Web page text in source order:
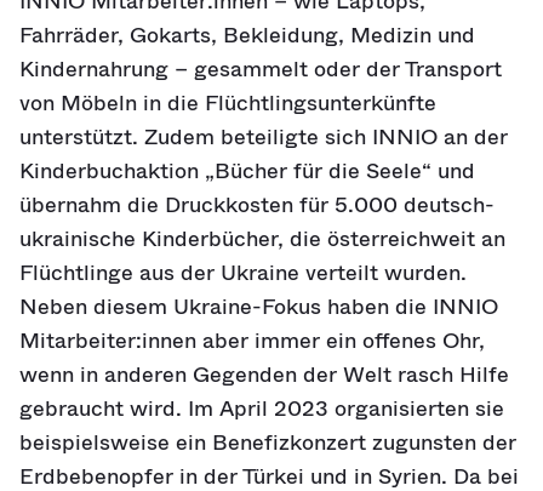
Fahrräder, Gokarts, Bekleidung, Medizin und
Kindernahrung – gesammelt oder der Transport
von Möbeln in die Flüchtlingsunterkünfte
unterstützt. Zudem beteiligte sich INNIO an der
Kinderbuchaktion „Bücher für die Seele“ und
übernahm die Druckkosten für 5.000 deutsch-
ukrainische Kinderbücher, die österreichweit an
Flüchtlinge aus der Ukraine verteilt wurden.
Neben diesem Ukraine-Fokus haben die INNIO
Mitarbeiter:innen aber immer ein offenes Ohr,
wenn in anderen Gegenden der Welt rasch Hilfe
gebraucht wird. Im April 2023 organisierten sie
beispielsweise ein Benefizkonzert zugunsten der
Erdbebenopfer in der Türkei und in Syrien. Da bei